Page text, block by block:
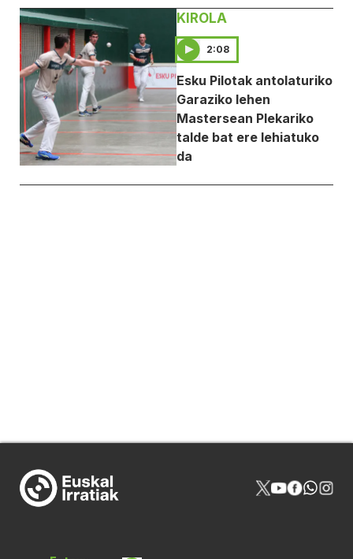
KIROLA
2:08
Esku Pilotak antolaturiko
Garaziko lehen
Mastersean Plekariko
talde bat ere lehiatuko
da
NOR GIRA